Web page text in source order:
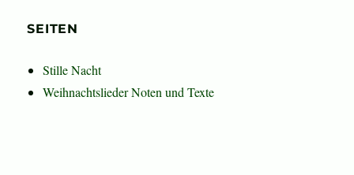
SEITEN
Stille Nacht
Weihnachtslieder Noten und Texte